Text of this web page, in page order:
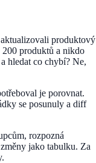
aktualizovali produktový
200 produktů a nikdo
hledat co chybí? Ne,
je porovnat.
se posunuly a diff
rozpozná
jako tabulku. Za